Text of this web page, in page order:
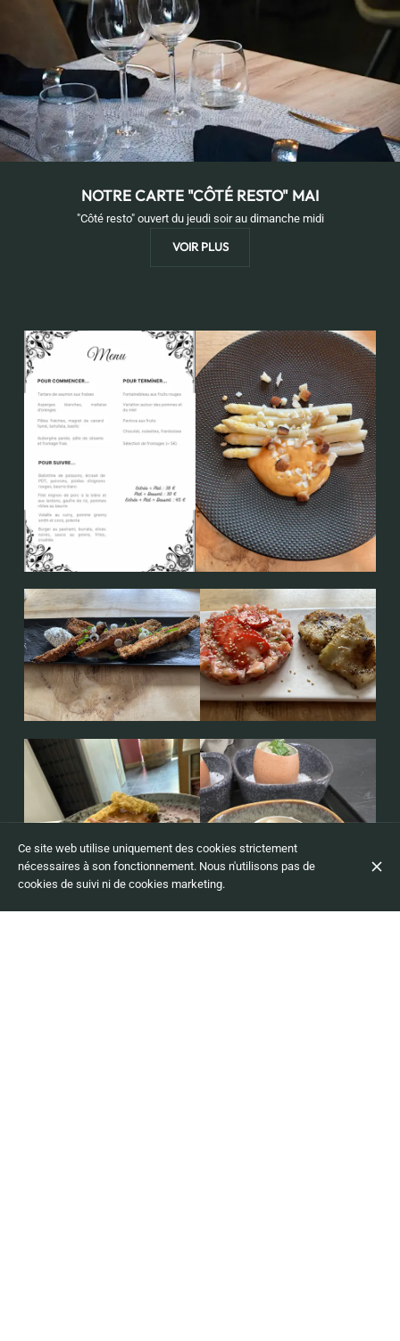
NOTRE CARTE "CÔTÉ RESTO" MAI
"Côté resto" ouvert du jeudi soir au dimanche midi
VOIR PLUS
Ce site web utilise uniquement des cookies strictement
nécessaires à son fonctionnement. Nous n'utilisons pas de
cookies de suivi ni de cookies marketing.